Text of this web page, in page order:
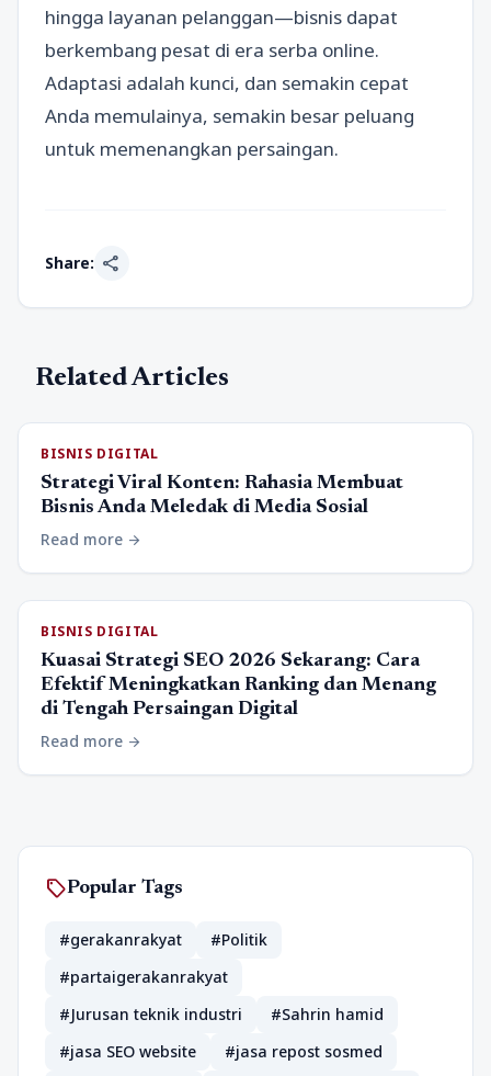
hingga layanan pelanggan—bisnis dapat
berkembang pesat di era serba online.
Adaptasi adalah kunci, dan semakin cepat
Anda memulainya, semakin besar peluang
untuk memenangkan persaingan.
Share: share
Related Articles
BISNIS DIGITAL
Strategi Viral Konten: Rahasia Membuat
Bisnis Anda Meledak di Media Sosial
Read more arrow_forward
BISNIS DIGITAL
Kuasai Strategi SEO 2026 Sekarang: Cara
Efektif Meningkatkan Ranking dan Menang
di Tengah Persaingan Digital
Read more arrow_forward
sellPopular Tags
#gerakanrakyat
#Politik
#partaigerakanrakyat
#Jurusan teknik industri
#Sahrin hamid
#jasa SEO website
#jasa repost sosmed